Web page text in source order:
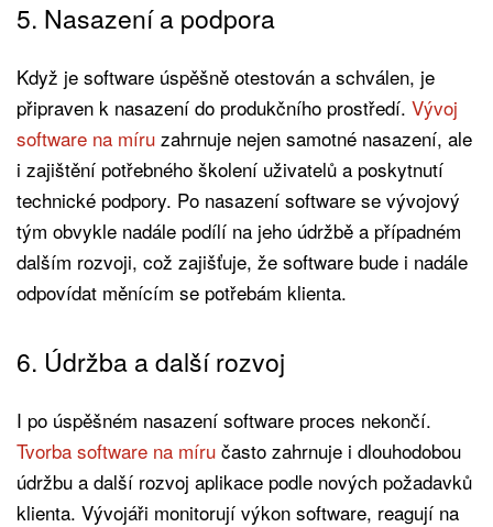
5. Nasazení a podpora
Když je software úspěšně otestován a schválen, je
připraven k nasazení do produkčního prostředí. Vývoj
software na míru zahrnuje nejen samotné nasazení, ale
i zajištění potřebného školení uživatelů a poskytnutí
technické podpory. Po nasazení software se vývojový
tým obvykle nadále podílí na jeho údržbě a případném
dalším rozvoji, což zajišťuje, že software bude i nadále
odpovídat měnícím se potřebám klienta.
6. Údržba a další rozvoj
I po úspěšném nasazení software proces nekončí.
Tvorba software na míru často zahrnuje i dlouhodobou
údržbu a další rozvoj aplikace podle nových požadavků
klienta. Vývojáři monitorují výkon software, reagují na